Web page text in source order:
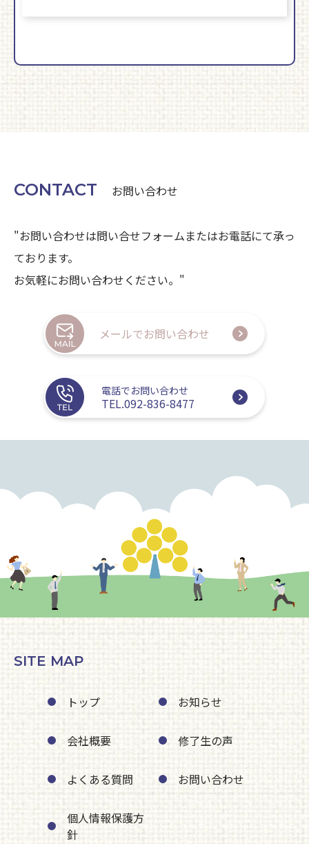
CONTACT お問い合わせ
"お問い合わせは問い合せフォームまたはお電話にて承っ
ております。
お気軽にお問い合わせください。"
メールでお問い合わせ
電話でお問い合わせ
TEL.092-836-8477
SITE MAP
トップ お知らせ
会社概要 修了生の声
よくある質問 お問い合わせ
個人情報保護方
針